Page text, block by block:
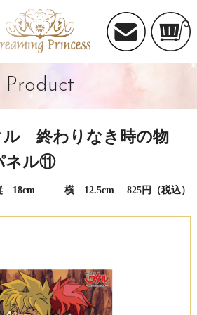
Product
ル 終わりなき時の物
ネル⑪
18cm 横 12.5cm 825円（税込）